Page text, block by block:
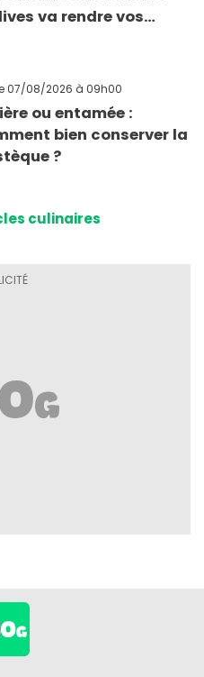
va rendre vos
07/08/2026 à 09h00
ou entamée :
bien conserver la
?
culinaires